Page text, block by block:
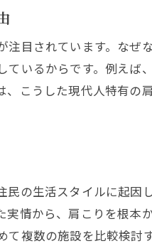
西永福整体で受け
口コミで評判の肩
肩こり施術選びで
永福町の整骨院で
肩こり改善に役立
肩こり原因を理解
目されています。な
いるからです。例え
こうした現代人特有
の生活スタイルに起因
情から、肩こりを根本
複数の施設を比較検討